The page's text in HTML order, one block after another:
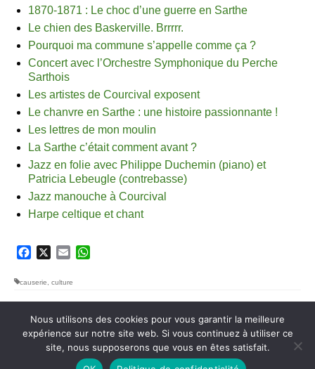
1870-1871 : Le choc d’une guerre en Sarthe
Le chien des Baskerville. Brrrrr.
Pourquoi ma commune s’appelle comme ça ?
Concert avec l’Orchestre Symphonique du Perche
Sarthois
Les artistes de Courcival exposent
Le chanvre en Sarthe : une histoire passionnante !
Les lettres de mon moulin
La Sarthe c’était comment avant ?
Jazz en folie avec Philippe Duchemin (piano) et
Patricia Lebeugle (contrebasse)
Jazz manouche à Courcival
Harpe celtique et chant
FacebookEmail
causerie culture
A propos Crédits Politique de confidentialité
Nous utilisons des cookies pour vous garantir la meilleure
expérience sur notre site web. Si vous continuez à utiliser ce
site, nous supposerons que vous en êtes satisfait.